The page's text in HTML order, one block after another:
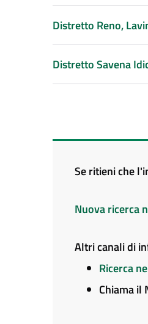
Distretto Reno,
Distretto Savena
Se ritieni che
Nuova ricerca
Altri canali di
Ricerca
Chiama il